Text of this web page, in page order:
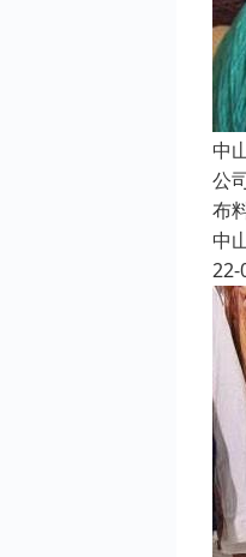
中
公
布
中
22-